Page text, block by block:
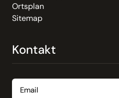
Ortsplan
Sitemap
Kontakt